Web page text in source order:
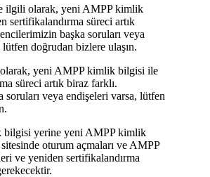
ilgili olarak, yeni AMPP kimlik
sertifikalandırma süreci artık
başka soruları veya
doğrudan bizlere ulaşın.
yeni AMPP kimlik bilgisi ile
süreci artık biraz farklı.
veya endişeleri varsa, lütfen
bilgisi yerine yeni AMPP kimlik
oturum açmaları ve AMPP
ve yeniden sertifikalandırma